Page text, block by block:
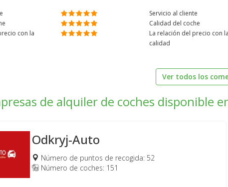
con la
Servicio al cliente
Calidad del coche
La relación del precio con la
calidad
Ver todos los
de alquiler de coches disponible
Odkryj-Auto
Número de puntos de recogida: 52
Número de coches: 151